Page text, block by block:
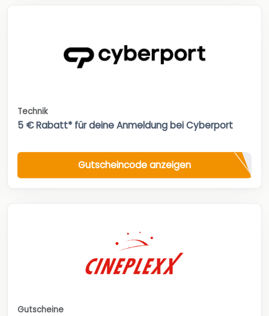
Technik
5 € Rabatt* für deine Anmeldung bei Cyberport
Gutscheincode anzeigen
Gutscheine